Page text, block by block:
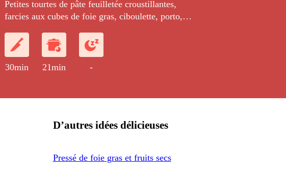
Petites tourtes de pâte feuilletée croustillantes,
farcies aux cubes de foie gras, ciboulette, porto,
foie gras de canard poêlé.
30min 21min -
D’autres idées délicieuses
Pressé de foie gras et fruits secs